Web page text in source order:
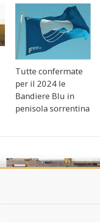
Tutte confermate
per il 2024 le
Bandiere Blu in
penisola sorrentina